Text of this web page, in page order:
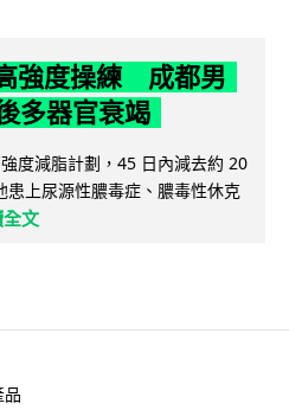
強度操練 成都男
多器官衰竭
度減脂計劃，45 日內減去約 20
上尿源性膿毒症、膿毒性休克
文
品